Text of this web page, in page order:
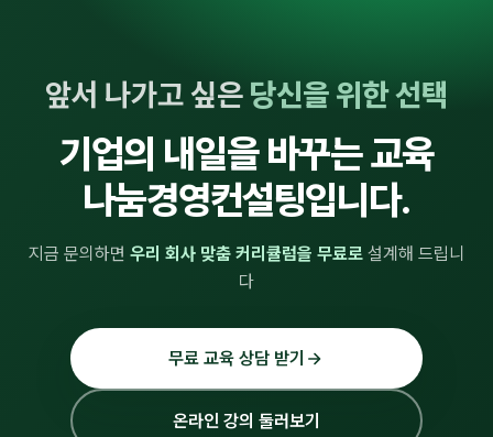
앞서 나가고 싶은 당신을 위한 선택
기업의 내일을 바꾸는 교육
나눔경영컨설팅입니다.
지금 문의하면 우리 회사 맞춤 커리큘럼을 무료로 설계해 드립니
다
무료 교육 상담 받기
온라인 강의 둘러보기